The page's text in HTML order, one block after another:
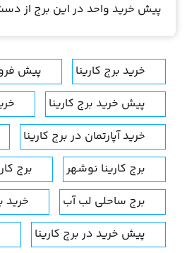
پیش خرید واحد در این برج از
خرید برج کارینا
پیش
پیش خرید برج کارینا
خرید آپارتمان در برج کارینا
برج کارینا نوشهر
برج
برج ساحلی لب آب
خرید
پیش خرید در برج کارینا